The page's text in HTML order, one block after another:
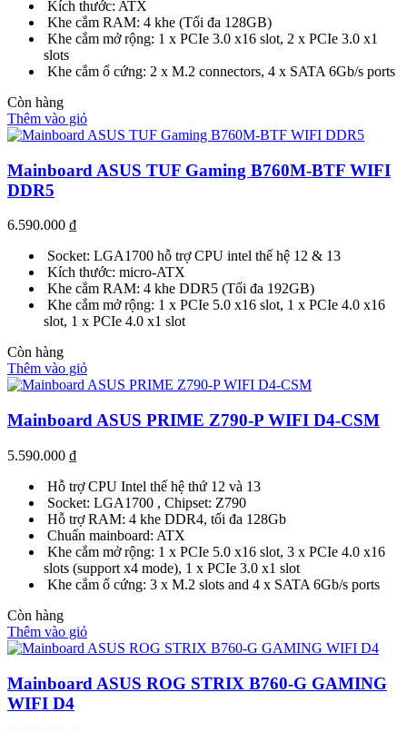
Kích thước: ATX
Khe cắm RAM: 4 khe (Tối đa 128GB)
Khe cắm mở rộng: 1 x PCIe 3.0 x16 slot, 2 x PCIe 3.0 x1
slots
Khe cắm ổ cứng: 2 x M.2 connectors, 4 x SATA 6Gb/s ports
Còn hàng
Thêm vào giỏ
Mainboard ASUS TUF Gaming B760M-BTF WIFI
DDR5
6.590.000 ₫
Socket: LGA1700 hỗ trợ CPU intel thế hệ 12 & 13
Kích thước: micro-ATX
Khe cắm RAM: 4 khe DDR5 (Tối đa 192GB)
Khe cắm mở rộng: 1 x PCIe 5.0 x16 slot, 1 x PCIe 4.0 x16
slot, 1 x PCIe 4.0 x1 slot
Còn hàng
Thêm vào giỏ
Mainboard ASUS PRIME Z790-P WIFI D4-CSM
5.590.000 ₫
Hỗ trợ CPU Intel thế hệ thứ 12 và 13
Socket: LGA1700 , Chipset: Z790
Hỗ trợ RAM: 4 khe DDR4, tối đa 128Gb
Chuẩn mainboard: ATX
Khe cắm mở rộng: 1 x PCIe 5.0 x16 slot, 3 x PCIe 4.0 x16
slots (support x4 mode), 1 x PCIe 3.0 x1 slot
Khe cắm ổ cứng: 3 x M.2 slots and 4 x SATA 6Gb/s ports
Còn hàng
Thêm vào giỏ
Mainboard ASUS ROG STRIX B760-G GAMING
WIFI D4